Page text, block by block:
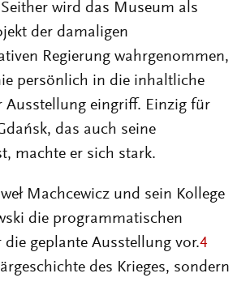
wird das Museum als
der damaligen
Regierung wahrgenommen,
persönlich in die inhaltliche
Ausstellung eingriff. Einzig für
das auch seine
machte er sich stark.
Machcewicz und sein Kollege
die programmatischen
geplante Ausstellung vor.4
des Krieges, sondern